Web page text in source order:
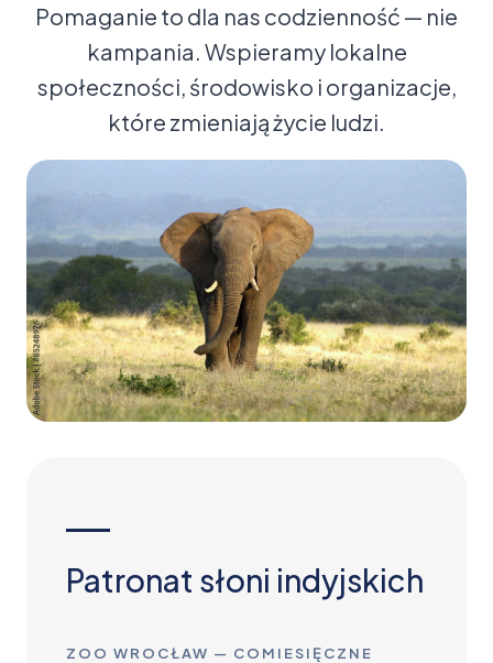
Pomaganie to dla nas codzienność — nie
kampania. Wspieramy lokalne
społeczności, środowisko i organizacje,
które zmieniają życie ludzi.
Patronat słoni indyjskich
ZOO WROCŁAW — COMIESIĘCZNE